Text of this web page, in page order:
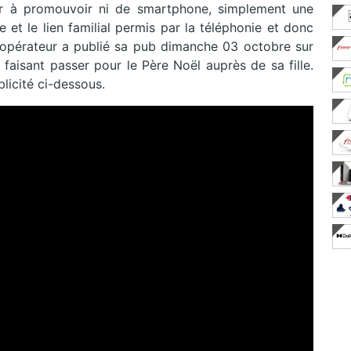
promouvoir ni de smartphone, simplement une
et le lien familial permis par la téléphonie et donc
a publié sa pub dimanche 03 octobre sur
passer pour le Père Noël auprès de sa fille.
ci-dessous.